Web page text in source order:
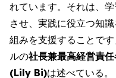
れています。それは、
させ、実践に役立つ知
組みを支援することで
ルの社長兼最高経営責
(Lily Bi)は述べている